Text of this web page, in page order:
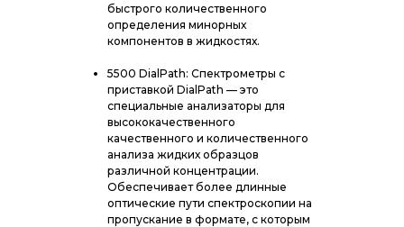
быстрого количественного
определения минорных
компонентов в жидкостях.
5500 DialPath: Спектрометры с
приставкой DialPath — это
специальные анализаторы для
высококачественного
качественного и количественного
анализа жидких образцов
различной концентрации.
Обеспечивает более длинные
оптические пути спектроскопии на
пропускание в формате, с которым